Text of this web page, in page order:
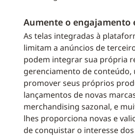
Aumente o engajamento
As telas integradas à
limitam a anúncios de
podem integrar sua própria
gerenciamento de conteúdo,
promover seus próprios
lançamentos de novas
merchandising sazonal, e
lhes proporciona novas e
de conquistar o interesse